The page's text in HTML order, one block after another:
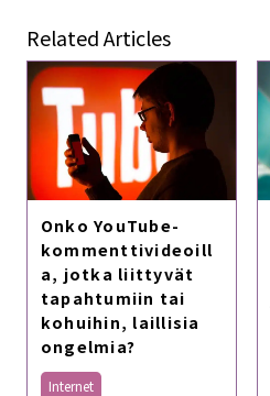
Related Articles
Onko YouTube-
kommenttivideoill
a, jotka liittyvät
tapahtumiin tai
kohuihin, laillisia
ongelmia?
Internet